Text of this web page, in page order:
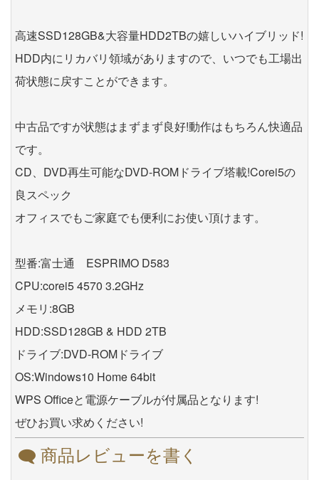
高速SSD128GB&大容量HDD2TBの嬉しいハイブリッド!
HDD内にリカバリ領域がありますので、いつでも工場出
荷状態に戻すことができます。
中古品ですが状態はまずまず良好!動作はもちろん快適品
です。
CD、DVD再生可能なDVD-ROMドライブ塔載!Corei5の
良スペック
オフィスでもご家庭でも便利にお使い頂けます。
型番:富士通 ESPRIMO D583
CPU:corei5 4570 3.2GHz
メモリ:8GB
HDD:SSD128GB & HDD 2TB
ドライブ:DVD-ROMドライブ
OS:Windows10 Home 64bit
WPS Officeと電源ケーブルが付属品となります!
ぜひお買い求めください!
商品レビューを書く